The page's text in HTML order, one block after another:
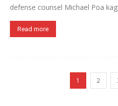
defense counsel Michael Poa
Read more
1 2